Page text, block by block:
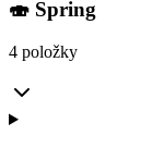
🍣 Spring
4 položky